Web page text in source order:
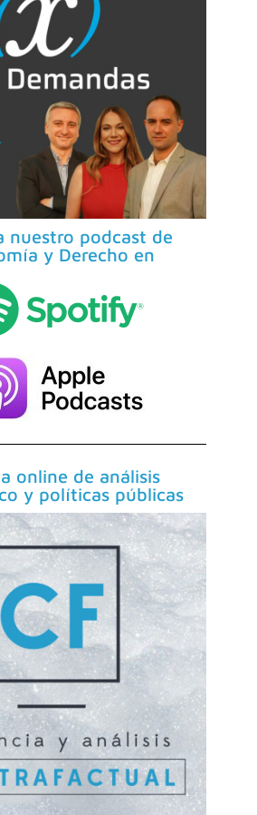
nuestro podcast de
y Derecho en
online de análisis
y políticas públicas